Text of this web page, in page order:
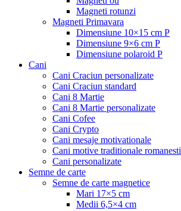
Magneti rotunzi
Magneti Primavara
Dimensiune 10×15 cm P
Dimensiune 9×6 cm P
Dimensiune polaroid P
Cani
Cani Craciun personalizate
Cani Craciun standard
Cani 8 Martie
Cani 8 Martie personalizate
Cani Cofee
Cani Crypto
Cani mesaje motivationale
Cani motive traditionale romanesti
Cani personalizate
Semne de carte
Semne de carte magnetice
Mari 17×5 cm
Medii 6,5×4 cm